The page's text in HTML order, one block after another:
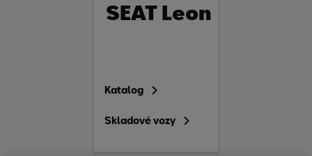
SEAT Leon
Katalog
Skladové vozy